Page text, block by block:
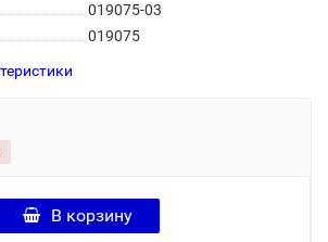
019075-03
019075
В корзину